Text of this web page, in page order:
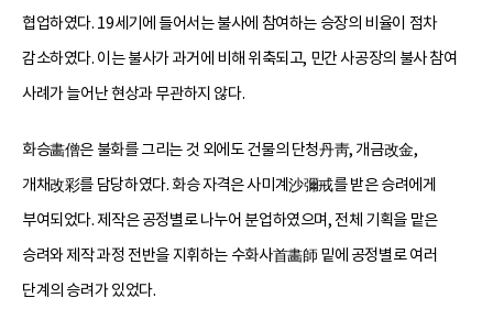
협업하였다. 19세기에 들어서는 불사에 참여하는 승장의 비율이 점차
감소하였다. 이는 불사가 과거에 비해 위축되고, 민간 사공장의 불사 참여
사례가 늘어난 현상과 무관하지 않다.
화승畵僧은 불화를 그리는 것 외에도 건물의 단청丹靑, 개금改金,
개채改彩를 담당하였다. 화승 자격은 사미계沙彌戒를 받은 승려에게
부여되었다. 제작은 공정별로 나누어 분업하였으며, 전체 기획을 맡은
승려와 제작 과정 전반을 지휘하는 수화사首畵師 밑에 공정별로 여러
단계의 승려가 있었다.